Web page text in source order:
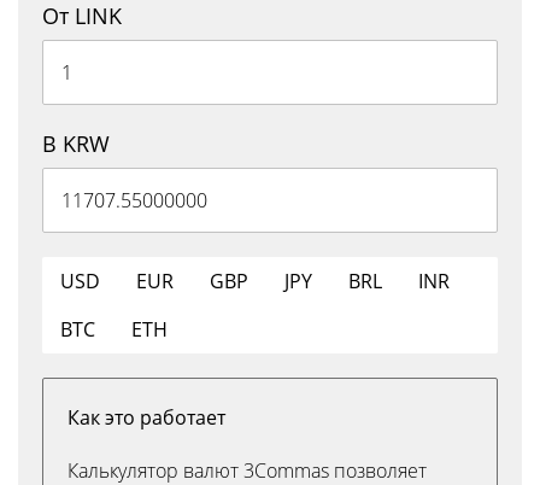
От LINK
В KRW
USD EUR GBP JPY BRL
INR
BTC
ETH
Как это работает
Калькулятор валют 3Commas позволяет